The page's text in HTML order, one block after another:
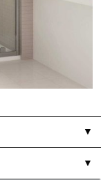
▼
▼